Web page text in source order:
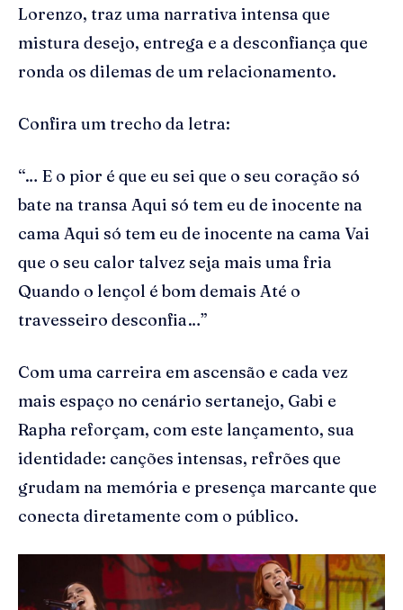
Lorenzo, traz uma narrativa intensa que
mistura desejo, entrega e a desconfiança que
ronda os dilemas de um relacionamento.
Confira um trecho da letra:
“… E o pior é que eu sei que o seu coração só
bate na transa Aqui só tem eu de inocente na
cama Aqui só tem eu de inocente na cama Vai
que o seu calor talvez seja mais uma fria
Quando o lençol é bom demais Até o
travesseiro desconfia…”
Com uma carreira em ascensão e cada vez
mais espaço no cenário sertanejo, Gabi e
Rapha reforçam, com este lançamento, sua
identidade: canções intensas, refrões que
grudam na memória e presença marcante que
conecta diretamente com o público.